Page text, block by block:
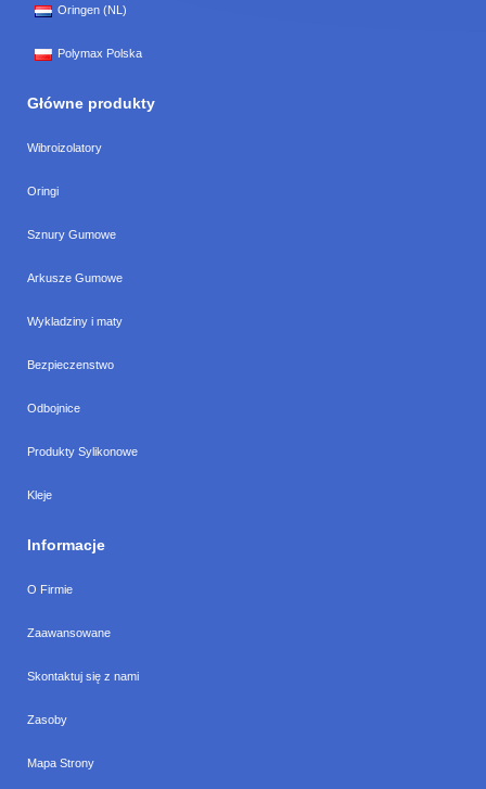
Oringen (NL)
Polymax Polska
Główne produkty
Wibroizolatory
Oringi
Sznury Gumowe
Arkusze Gumowe
Wykladziny i maty
Bezpieczenstwo
Odbojnice
Produkty Sylikonowe
Kleje
Informacje
O Firmie
Zaawansowane
Skontaktuj się z nami
Zasoby
Mapa Strony